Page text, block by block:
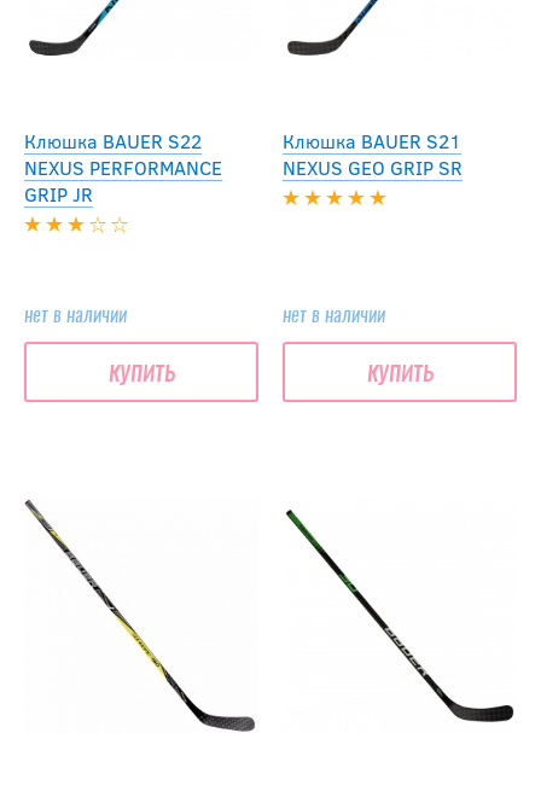
Клюшка BAUER S22
NEXUS PERFORMANCE
GRIP JR
нет в наличии
купить
Клюшка BAUER S21
NEXUS GEO GRIP SR
нет в наличии
купить